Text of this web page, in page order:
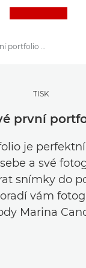
Ukládejte své fotografie a videa levněji
Vytvořte si své první portfolio fotografií
TISK
první
je
a své
snímky do
vám
Marina